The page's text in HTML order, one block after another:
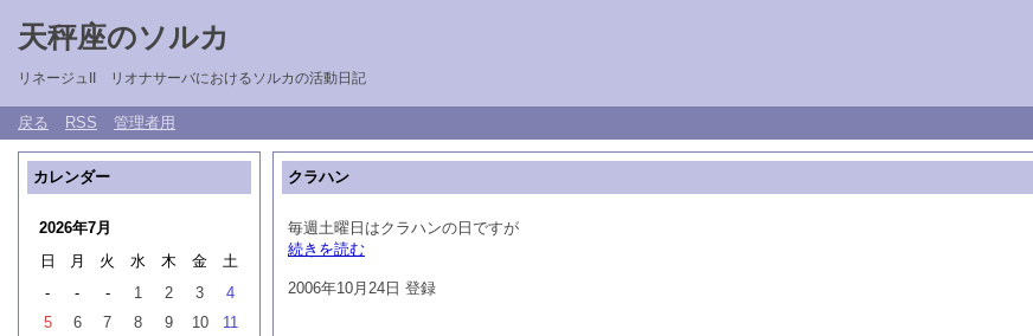
天秤座のソルカ
リネージュII リオナサーバにおけるソルカの活動日記
戻る RSS 管理者用
クラハン
毎週土曜日はクラハンの日ですが
続きを読む
2006年10月24日 登録
カレンダー
2026年7月
日
月 火 水 木 金
土
-
- - 1 2 3
4
5
6 7 8 9 10
11